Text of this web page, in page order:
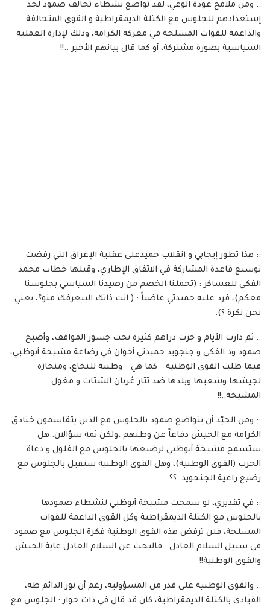
:: ومن ملامح عودة الوعي، لقد تواضع نشطاء تحالف صمود لحد
إستعدادهم للجلوس مع الكتلة الديمقراطية و القوى المتحالفة
والداعمة للقوات المسلحة في معركة الكرامة، وذلك لإدارة العملية
السياسية بصورة مشتركة، أو كما قال بيانهم الأخير ..!!
:: هذا تطور إيجابي و انقلاب حميدعلى عقلية الإغراق التي رفضت
توسيع قاعدة المشاركة في الاتفاق الإطاري، وقبلها خطاب محمد
الفكي للعساكر : (تحملنا الخصم من رصيدنا السياسي بجلوسنا
معكم)، فرد عليه حميدتي غاضباً : ( انت ذاتك البيعرفك منو؟، يعني
نحن نكرة ؟).
:: ثم دارت الأيام و جرت دراهم كثيرة تحت جسور المواقف، وأصبح
صمود ود الفكي و جنجويد حميدتي أخوان في رضاعة مشيخة أبوظبي،
فيما ظلت القوى الوطنية – كما هي – وطنية للنخاع، ومنحازة
لجيشها وشعبها وبلدها ضد تتار عُربان الشتات و مغول
المشيخة..!!
:: ومن الجيّد أن يتواضع صمود بالجلوس مع الذين يتقاسمون خنادق
الكرامة مع الجيش دفاعاً عن وطنهم ،ولكن ثمة سؤالان..هل
ستسمح مشيخة أبوظبي لرضيعها بالجلوس مع الفلول و دعاة
الحرب (القوى الوطنية)، وهل القوى الوطنية ستقبل بالجلوس مع
رضيع راعية الجنجويد..؟؟
:: في تقديري، لو سمحت مشيخة أبوظبي لنشطاء صمودها
بالجلوس مع الكتلة الديمقراطية وكل القوى الداعمة للقوات
المسلحة، فلن ترفض هذه القوى الوطنية فكرة الجلوس مع صمود
في سبيل السلام العادل.. فالبحث عن السلام العادل غاية الجيش
والقوى الوطنية!!
:: والقوى الوطنية على قدر من المسؤولية، رغم أن نور الدائم طه،
القيادي بالكتلة الديمقراطية، كان قد قال في ذات حوار : الجلوس مع